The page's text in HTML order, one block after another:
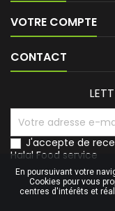
VOTRE COMPTE
CONTACT
J'accepte de
Halal Food service
En poursuivant votre
Cookies pour vous
centres d'intérêts et